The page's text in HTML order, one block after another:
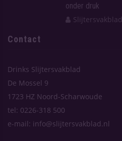
onder druk
Slijtersvakblad
Contact
Drinks Slijtersvakblad
De Mossel 9
1723 HZ Noord-Scharwoude
tel: 0226-318 500
e-mail: info@slijtersvakblad.nl